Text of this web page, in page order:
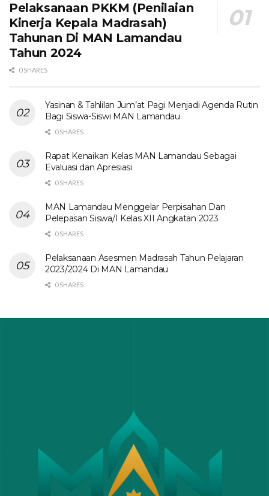
Pelaksanaan PKKM (Penilaian
Kinerja Kepala Madrasah)
Tahunan Di MAN Lamandau
Tahun 2024
0 SHARES
Yasinan & Tahlilan Jum’at Pagi Menjadi Agenda Rutin
Bagi Siswa-Siswi MAN Lamandau
0 SHARES
Rapat Kenaikan Kelas MAN Lamandau Sebagai
Evaluasi dan Apresiasi
0 SHARES
MAN Lamandau Menggelar Perpisahan Dan
Pelepasan Siswa/I Kelas XII Angkatan 2023
0 SHARES
Pelaksanaan Asesmen Madrasah Tahun Pelajaran
2023/2024 Di MAN Lamandau
0 SHARES